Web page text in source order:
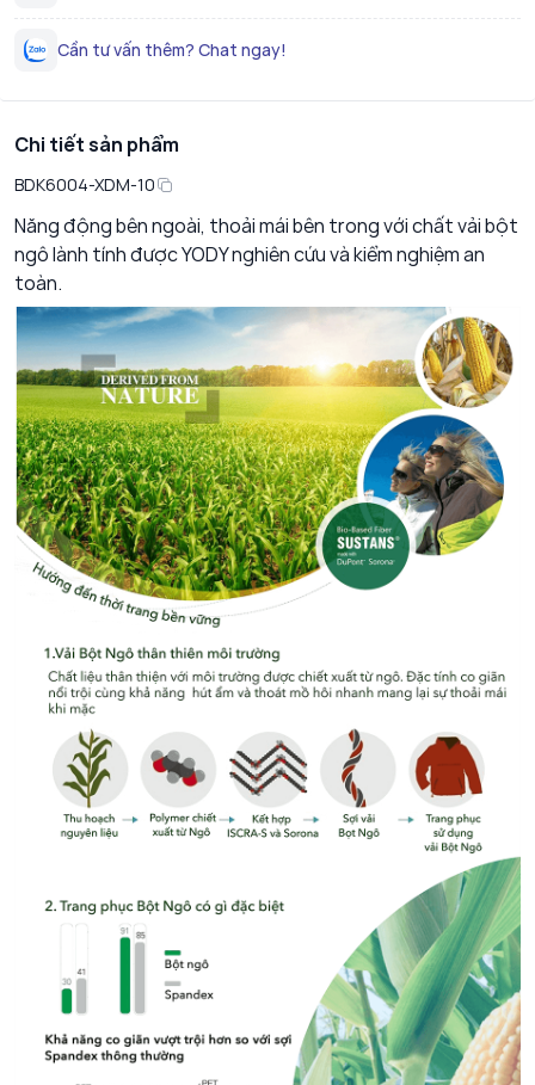
Cần tư vấn thêm? Chat ngay!
Chi tiết sản phẩm
BDK6004-XDM-10
Năng động bên ngoài, thoải mái bên trong với chất vải bột
ngô lành tính được YODY nghiên cứu và kiểm nghiệm an
toàn.